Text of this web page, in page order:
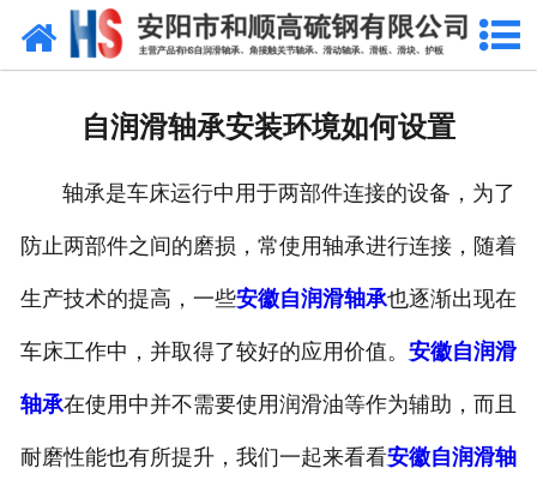
网站首页
技术参数
业绩证明
联系我们
自润滑轴承安装环境如何设置
轴承是车床运行中用于两部件连接的设备，为了
防止两部件之间的磨损，常使用轴承进行连接，随着
生产技术的提高，一些安徽自润滑轴承也逐渐出现在
车床工作中，并取得了较好的应用价值。 安徽自润滑
轴承在使用中并不需要使用润滑油等作为辅助，而且
耐磨性能也有所提升，我们一起来看看安徽自润滑轴